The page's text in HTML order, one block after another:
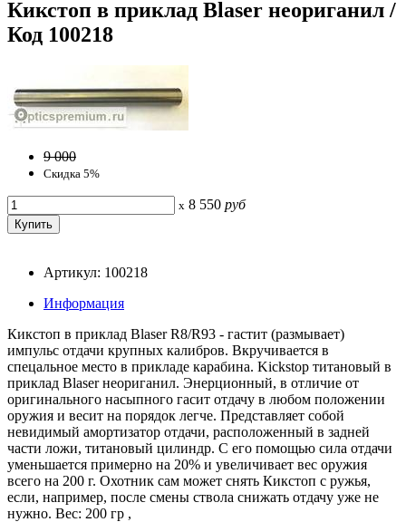
Кикстоп в приклад Blaser неориганил /
Код 100218
9 000
Скидка 5%
x 8 550 руб
Артикул: 100218
Информация
Кикстоп в приклад Blaser R8/R93 - гастит (размывает)
импульс отдачи крупных калибров. Вкручивается в
спецальное место в прикладе карабина. Kickstop титановый в
приклад Blaser неориганил. Энерционный, в отличие от
оригинального насыпного гасит отдачу в любом положении
оружия и весит на порядок легче. Представляет собой
невидимый амортизатор отдачи, расположенный в задней
части ложи, титановый цилиндр. С его помощью сила отдачи
уменьшается примерно на 20% и увеличивает вес оружия
всего на 200 г. Охотник сам может снять Кикстоп с ружья,
если, например, после смены ствола снижать отдачу уже не
нужно. Вес: 200 гр ,